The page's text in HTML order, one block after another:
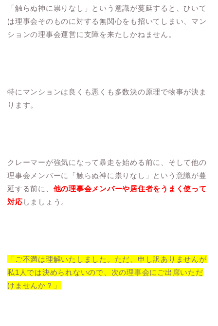
「触らぬ神に祟りなし」という意識が蔓延すると、ひいて
は理事会そのものに対する無関心をも招いてしまい、マン
ションの理事会運営に支障を来たしかねません。
特にマンションは良くも悪くも多数決の原理で物事が決ま
ります。
クレーマーが強気になって暴走を始める前に、そして他の
理事会メンバーに「触らぬ神に祟りなし」という意識が蔓
延する前に、 他の理事会メンバーや居住者をうまく使って
対応しましょう。
「ご不満は理解いたしました。ただ、申し訳ありませんが
私1人では決められないので、次の理事会にご出席いただ
けませんか？」